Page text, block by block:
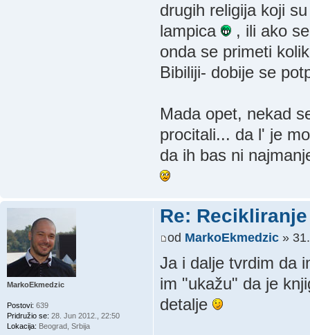
drugih religija koji
lampica
, ili ako
onda se primeti
Bibiliji- dobije se
Mada opet, nekad
procitali... da l' je
da ih bas ni
Re:
od MarkoEkmedzic» 31.
Ja i dalje tvrdim da
im "ukažu" da je
detalje
MarkoEkmedzic
Postovi: 639
Pridružio se: 28. Jun 2012., 22:50
Lokacija: Beograd, Srbija